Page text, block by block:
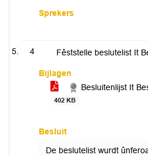
Sprekers
4 Fêststelle beslutelist It
Bijlagen
Besluitenlijst It
402 KB
Besluit
De beslutelist wurdt